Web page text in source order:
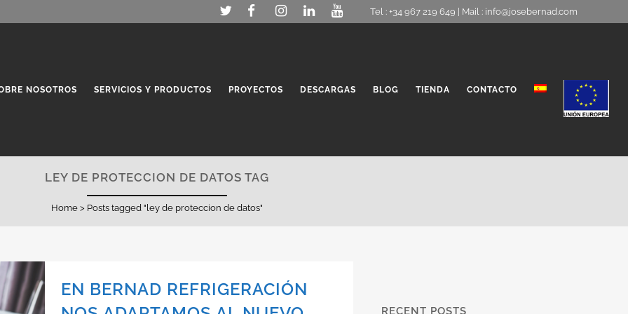
Tel : +34 967 219 649 | Mail : info@josebernad.com
NOSOTROS SERVICIOS Y PRODUCTOS PROYECTOS DESCARGAS BLOG TIENDA CONTACTO
LEY DE PROTECCION DE DATOS TAG
Home > Posts tagged "ley de proteccion de datos"
EN BERNAD REFRIGERACIÓN
RECENT POSTS